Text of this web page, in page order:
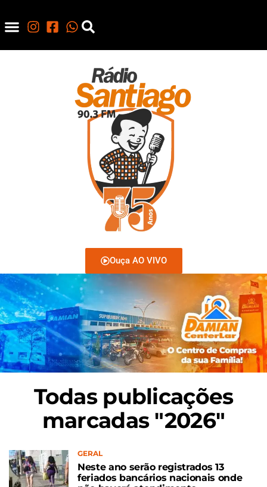
Ouça AO VIVO
Todas publicações
marcadas "2026"
GERAL
Neste ano serão registrados 13
feriados bancários nacionais onde